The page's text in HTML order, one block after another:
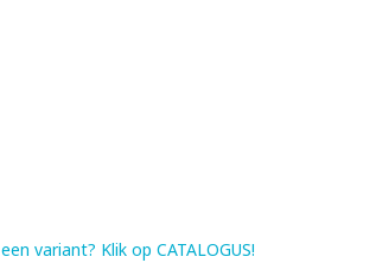
variant? Klik op CATALOGUS!